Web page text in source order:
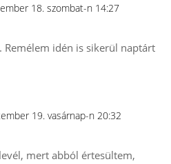
18. szombat-n 14:27
Remélem idén is sikerül naptárt
19. vasárnap-n 20:32
mert abból értesültem,